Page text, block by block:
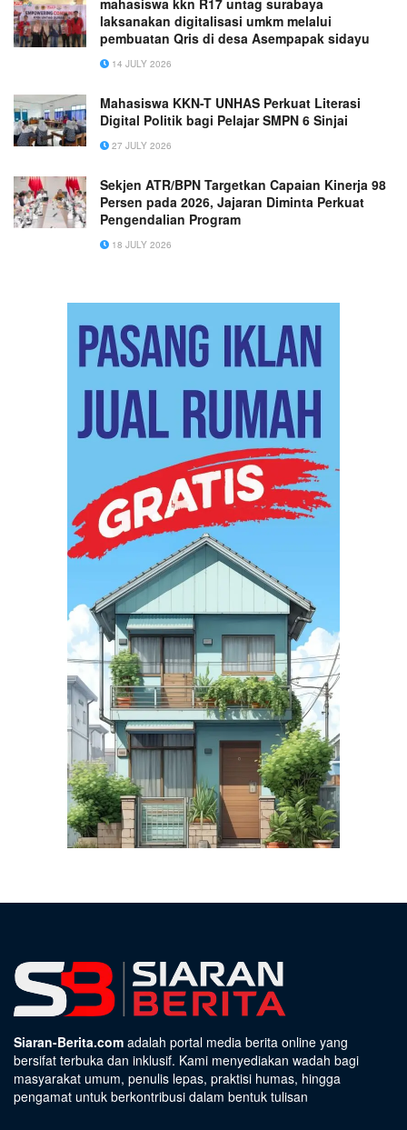
mahasiswa kkn R17 untag surabaya
laksanakan digitalisasi umkm melalui
pembuatan Qris di desa Asempapak sidayu
14 JULY 2026
Mahasiswa KKN-T UNHAS Perkuat Literasi
Digital Politik bagi Pelajar SMPN 6 Sinjai
27 JULY 2026
Sekjen ATR/BPN Targetkan Capaian Kinerja 98
Persen pada 2026, Jajaran Diminta Perkuat
Pengendalian Program
18 JULY 2026
Siaran-Berita.com adalah portal media berita online yang
bersifat terbuka dan inklusif. Kami menyediakan wadah bagi
masyarakat umum, penulis lepas, praktisi humas, hingga
pengamat untuk berkontribusi dalam bentuk tulisan